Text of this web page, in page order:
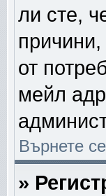
ли сте,
от
мейл
Върнете
»